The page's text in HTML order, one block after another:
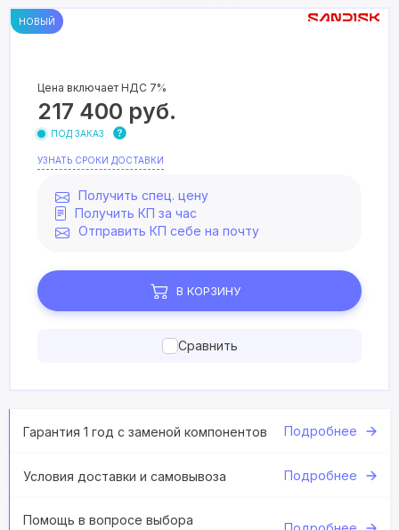
НОВЫЙ
Цена включает НДС 7%
217 400 руб.
ПОД ЗАКАЗ
УЗНАТЬ СРОКИ ДОСТАВКИ
Получить спец. цену
Получить КП за час
Отправить КП себе на почту
В КОРЗИНУ
Сравнить
Гарантия 1 год с заменой компонентов Подробнее
Условия доставки и самовывоза Подробнее
Помощь в вопросе выбора